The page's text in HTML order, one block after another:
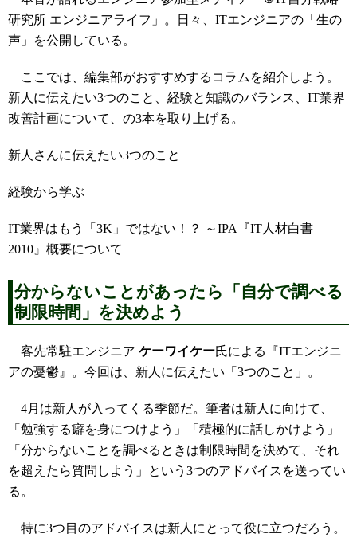
研究所 エンジニアライフ」。日々、ITエンジニアの「生の
声」を公開している。
ここでは、編集部がおすすめするコラムを紹介しよう。
新人に伝えたい3つのこと、経験と知識のバランス、IT業界
改善計画について、の3本を取り上げる。
新人さんに伝えたい3つのこと
経験から学ぶ
IT業界はもう「3K」ではない！？ ～IPA『IT人材白書
2010』概要について
分からないことがあったら「自分で調べる
制限時間」を決めよう
客先常駐エンジニア ケーワイケー氏による『ITエンジニ
アの憂鬱』。今回は、新人に伝えたい「3つのこと」。
4月は新人が入ってくる季節だ。筆者は新人に向けて、
「勉強する癖を身につけよう」「積極的に話しかけよう」
「分からないことを調べるときは制限時間を決めて、それ
を超えたら質問しよう」という3つのアドバイスを送ってい
る。
特に3つ目のアドバイスは新人にとって役に立つだろう。